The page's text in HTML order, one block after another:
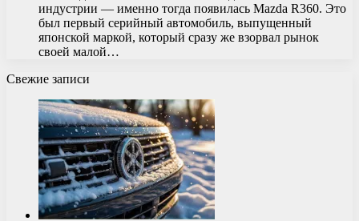
индустрии — именно тогда появилась Mazda R360. Это
был первый серийный автомобиль, выпущенный
японской маркой, который сразу же взорвал рынок
своей малой…
Свежие записи